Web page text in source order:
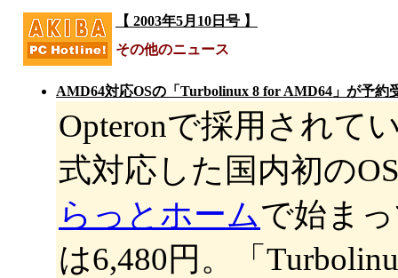
【 2003年5月10日号 】
その他のニュース
AMD64対応OSの「Turbolinux 8 for AMD64」が予約
Opteronで採用されて
式対応した国内初の
らっとホームで始ま
は6,480円。「